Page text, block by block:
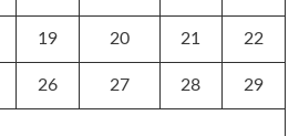
19 20 21 22
26 27 28 29